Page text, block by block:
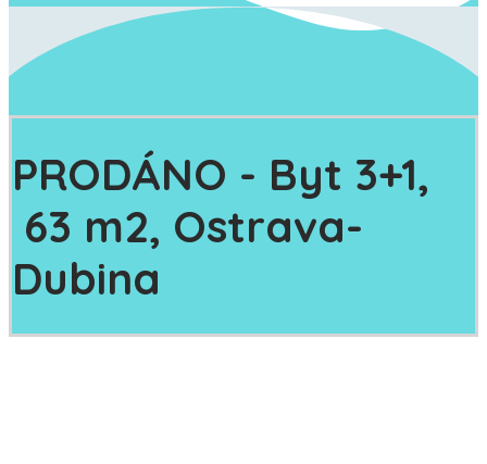
PRODÁNO - Byt 3+1,
63 m2, Ostrava-
Dubina